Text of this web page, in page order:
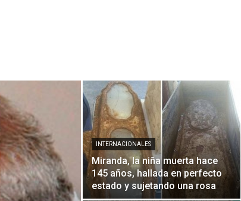
Diario
INTERNACIONALES
Miranda, la niña muerta hace
145 años, hallada en perfecto
estado y sujetando una rosa